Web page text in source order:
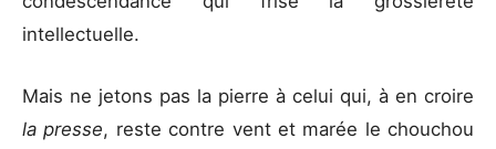
intellectuelle.
Mais ne jetons pas la pierre à celui qui, à en croire
la presse, reste contre vent et marée le chouchou